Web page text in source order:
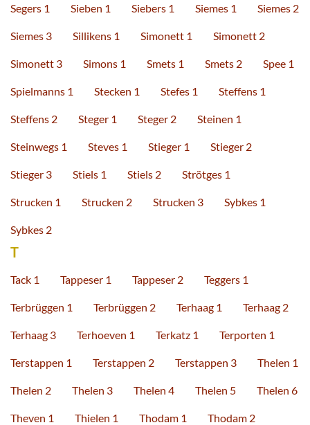
Segers 1 Sieben 1 Siebers 1 Siemes 1 Siemes 2
Siemes 3 Sillikens 1 Simonett 1 Simonett 2
Simonett 3 Simons 1 Smets 1 Smets 2 Spee 1
Spielmanns 1 Stecken 1 Stefes 1 Steffens 1
Steffens 2 Steger 1 Steger 2 Steinen 1
Steinwegs 1 Steves 1 Stieger 1 Stieger 2
Stieger 3 Stiels 1 Stiels 2 Strötges 1
Strucken 1 Strucken 2 Strucken 3 Sybkes 1
Sybkes 2
T
Tack 1 Tappeser 1 Tappeser 2 Teggers 1
Terbrüggen 1 Terbrüggen 2 Terhaag 1 Terhaag 2
Terhaag 3 Terhoeven 1 Terkatz 1 Terporten 1
Terstappen 1 Terstappen 2 Terstappen 3 Thelen 1
Thelen 2 Thelen 3 Thelen 4 Thelen 5 Thelen 6
Theven 1 Thielen 1 Thodam 1 Thodam 2